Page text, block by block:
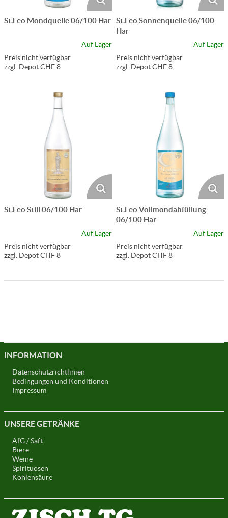
St.Leo Mondquelle 06/100 Har
Auf Lager
Preis nicht verfügbar
zzgl. Depot CHF 8
St.Leo Sonnenquelle 06/100
Har
Auf Lager
Preis nicht verfügbar
zzgl. Depot CHF 8
St.Leo Still 06/100 Har
Auf Lager
Preis nicht verfügbar
zzgl. Depot CHF 8
St.Leo Vollmondabfüllung
06/100 Har
Auf Lager
Preis nicht verfügbar
zzgl. Depot CHF 8
INFORMATION
Datenschutzrichtlinien
Bedingungen und Konditionen
Impressum
UNSERE GETRÄNKE
AfG / Saft
Biere
Weine
Spirituosen
Kohlensäure